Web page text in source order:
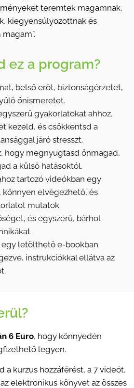
teremtek magamnak,
kiegyensúlyozottnak és
ez a program?
belső erőt, biztonságérzetet,
önismeretet.
gyakorlatokat ahhoz,
kezeld, és csökkentsd a
járó stresszt.
hogy megnyugtasd önmagad,
a külső hatásoktól.
tartozó videókban egy
könnyen elvégezhető, és
mutatok.
és egyszerű, bárhol
letölthető e-bookban
instrukciókkal ellátva az
6 Euro, hogy könnyedén
legyen.
a kurzus hozzáférést, a 7 videót,
elektronikus könyvet az összes